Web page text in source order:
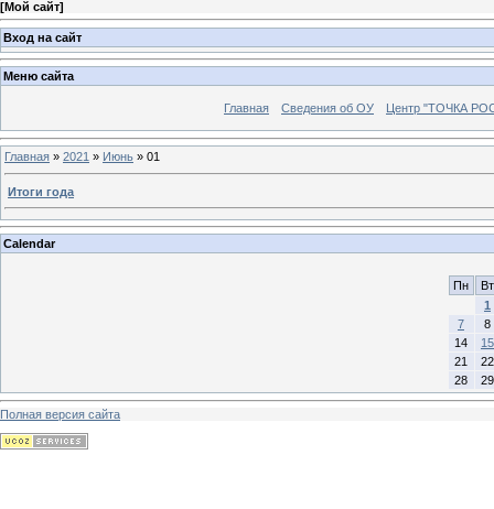
[Мой сайт]
Вход на сайт
Меню сайта
Главная Сведения об ОУ Центр "ТОЧКА
Главная » 2021 » Июнь » 01
Итоги года
Calendar
Пн
Вт
1
7
8
14
15
21
22
28
29
Полная версия сайта